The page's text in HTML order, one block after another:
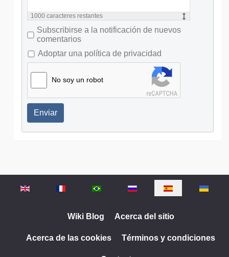
1000 caracteres restantes
Subscribirse a la notificación de nuevos
comentarios
Adoptar una política de privacidad
No soy un robot
Enviar
Seleccione su idioma
Wiki Blog Acerca del sitio
Acerca de las cookies Términos y condiciones